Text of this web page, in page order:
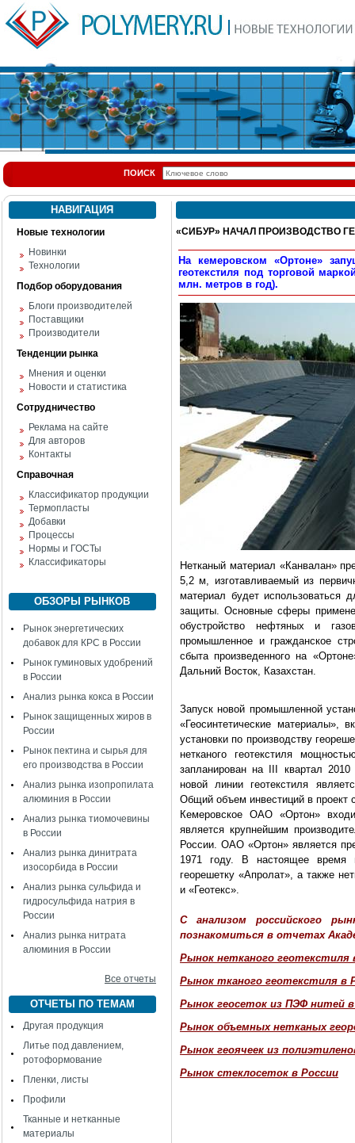
ПОИСК
НАВИГАЦИЯ
Новые технологии
Новинки
Технологии
Подбор оборудования
Блоги производителей
Поставщики
Производители
Тенденции рынка
Мнения и оценки
Новости и статистика
Сотрудничество
Реклама на сайте
Для авторов
Контакты
Справочная
Классификатор продукции
Термопласты
Добавки
Процессы
Нормы и ГОСТы
Классификаторы
ОБЗОРЫ РЫНКОВ
Рынок энергетических
добавок для КРС в России
Рынок гуминовых удобрений
в России
Анализ рынка кокса в России
Рынок защищенных жиров в
России
Рынок пектина и сырья для
его производства в России
Анализ рынка изопропилата
алюминия в России
Анализ рынка тиомочевины
в России
Анализ рынка динитрата
изосорбида в России
Анализ рынка сульфида и
гидросульфида натрия в
России
Анализ рынка нитрата
алюминия в России
Все отчеты
ОТЧЕТЫ ПО ТЕМАМ
Другая продукция
Литье под давлением,
ротоформование
Пленки, листы
Профили
Тканные и нетканные
материалы
«СИБУР» НАЧАЛ ПРОИЗВОДСТВО
На кемеровском «Ортоне»
геотекстиля под торговой
млн. метров в год).
Нетканый материал «Канвалан»
5,2 м, изготавливаемый из
материал будет использоваться
защиты. Основные сферы
обустройство нефтяных и
промышленное и гражданское
сбыта произведенного на
Дальний Восток, Казахстан.
Запуск новой промышленной
«Геосинтетические
установки по производству
нетканого геотекстиля
запланирован на III квартал
новой линии геотекстиля
Общий объем инвестиций в проект
Кемеровское ОАО «Ортон»
является крупнейшим
России. ОАО «Ортон» является
1971 году. В настоящее время
георешетку «Апролат», а также
и «Геотекс».
С анализом российского
познакомиться в отчетах
Рынок нетканого геотекстиля
Рынок тканого геотекстиля в
Рынок геосеток из ПЭФ нитей в
Рынок объемных нетканых
Рынок геоячеек из
Рынок стеклосеток в России